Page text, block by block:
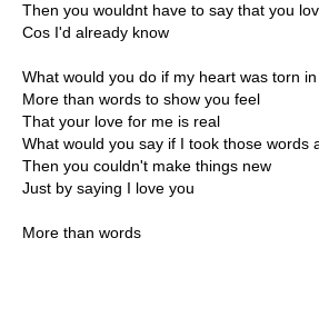
Then you wouldnt have to say that you
Cos I'd already know
What would you do if my heart was torn
More than words to show you feel
That your love for me is real
What would you say if I took those words
Then you couldn't make things new
Just by saying I love you
More than words